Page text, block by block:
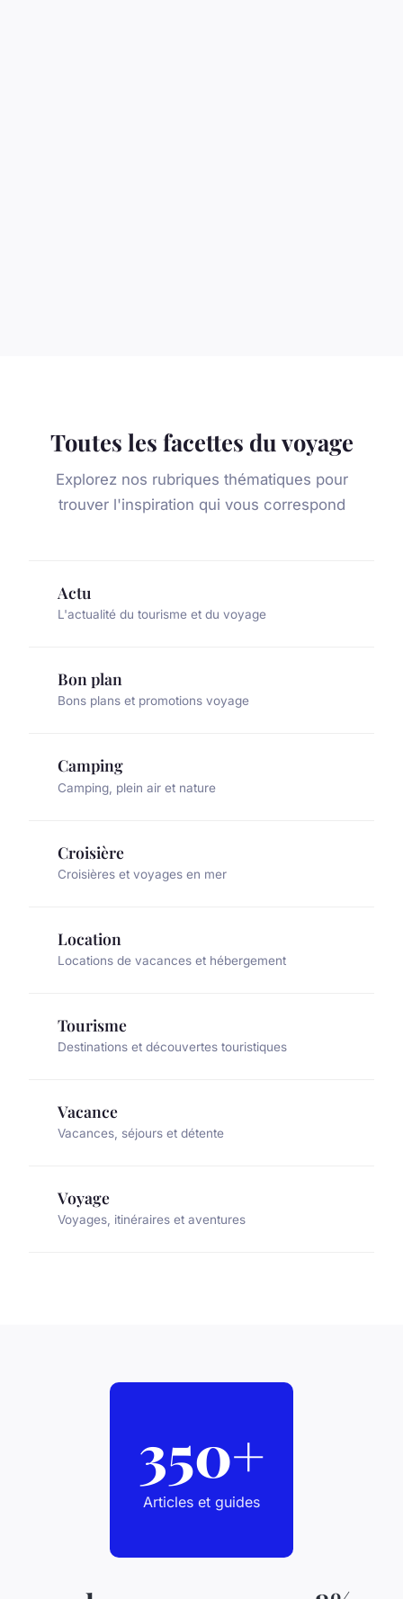
Toutes les facettes du voyage
Explorez nos rubriques thématiques pour
trouver l'inspiration qui vous correspond
Actu
L'actualité du tourisme et du voyage
Bon plan
Bons plans et promotions voyage
Camping
Camping, plein air et nature
Croisière
Croisières et voyages en mer
Location
Locations de vacances et hébergement
Tourisme
Destinations et découvertes touristiques
Vacance
Vacances, séjours et détente
Voyage
Voyages, itinéraires et aventures
350+
Articles et guides